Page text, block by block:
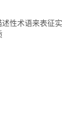
性术语来表征实